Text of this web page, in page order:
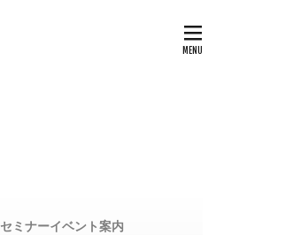
セミナーイベント案内